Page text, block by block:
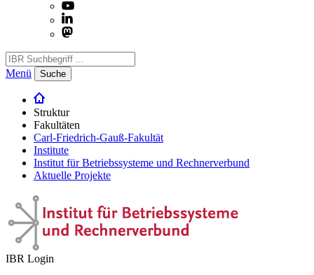
Menü Suche
Struktur
Fakultäten
Carl-Friedrich-Gauß-Fakultät
Institute
Institut für Betriebssysteme und Rechnerverbund
Aktuelle Projekte
IBR Login